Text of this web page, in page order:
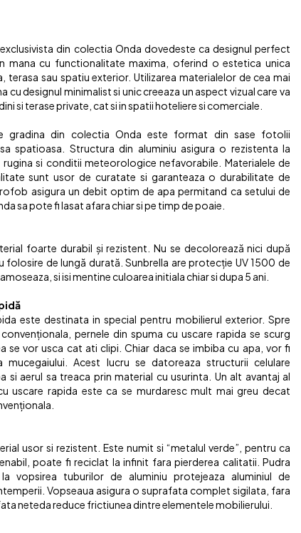
din colectia Onda dovedeste ca designul perfect
mana cu functionalitate maxima, oferind o estetica unica
terasa sau spatiu exterior. Utilizarea materialelor de cea mai
cu designul minimalist si unic creeaza un aspect vizual care va
si terase private, cat si in spatii hoteliere si comerciale.
gradina din colectia Onda este format din sase fotolii
spatioasa. Structura din aluminiu asigura o rezistenta la
si conditii meteorologice nefavorabile. Materialele de
sunt usor de curatate si garanteaza o durabilitate de
asigura un debit optim de apa permitand ca setului de
sa pote fi lasat afara chiar si pe timp de poaie.
foarte durabil și rezistent. Nu se decolorează nici după
folosire de lungă durată. Sunbrella are protecție UV 1500 de
si isi mentine culoarea initiala chiar si dupa 5 ani.
este destinata in special pentru mobilierul exterior. Spre
pernele din spuma cu uscare rapida se scurg
se vor usca cat ati clipi. Chiar daca se imbiba cu apa, vor fi
Acest lucru se datoreaza structurii celulare
si aerul sa treaca prin material cu usurinta. Un alt avantaj al
uscare rapida este ca se murdaresc mult mai greu decat
usor si rezistent. Este numit si “metalul verde”, pentru ca
poate fi reciclat la infinit fara pierderea calitatii. Pudra
vopsirea tuburilor de aluminiu protejeaza aluminiul de
Vopseaua asigura o suprafata complet sigilata, fara
neteda reduce frictiunea dintre elementele mobilierului.